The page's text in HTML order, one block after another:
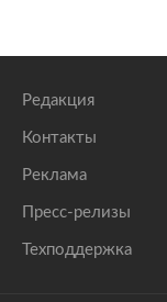
Редакция
Контакты
Реклама
Пресс-релизы
Техподдержка